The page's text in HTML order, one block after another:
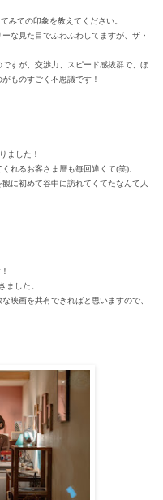
みての印象を教えてください。
ーな見た目でふわふわしてますが、ザ・
すが、交渉力、スピード感抜群で、ほ
ものすごく不思議です！
ました！
れるお客さま層も毎回違くて(笑)、
に初めて谷中に訪れてくてたなんて人
ました。
映画を共有できればと思いますので、